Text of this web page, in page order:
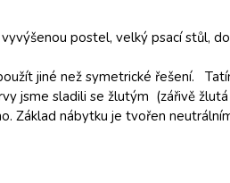
postel, velký psací stůl,
jiné než symetrické řešení.
jsme sladili se žlutým (zářivě
Základ nábytku je tvořen